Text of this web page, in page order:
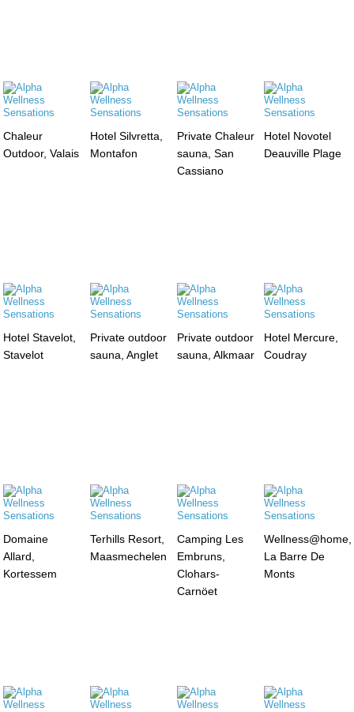
Chaleur
Outdoor, Valais
Hotel Silvretta,
Montafon
Private Chaleur
sauna, San
Cassiano
Hotel Novotel
Deauville Plage
Hotel Stavelot,
Stavelot
Private outdoor
sauna, Anglet
Private outdoor
sauna, Alkmaar
Hotel Mercure,
Coudray
Domaine
Allard,
Kortessem
Terhills Resort,
Maasmechelen
Camping Les
Embruns,
Clohars-
Carnöet
Wellness@home,
La Barre De
Monts